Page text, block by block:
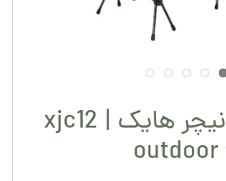
تخت خواب نیچر هایک | xjc12